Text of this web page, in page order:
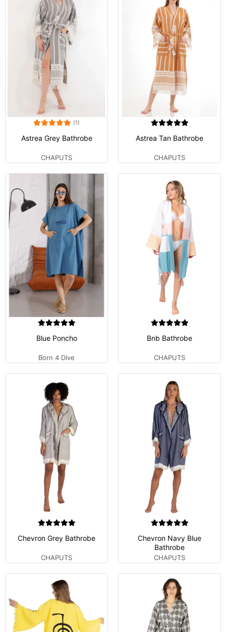
(1)
Astrea Grey Bathrobe
CHAPUTS
Astrea Tan Bathrobe
CHAPUTS
Blue Poncho
Born 4 Dive
Bnb Bathrobe
CHAPUTS
Chevron Grey Bathrobe
CHAPUTS
Chevron Navy Blue
Bathrobe
CHAPUTS